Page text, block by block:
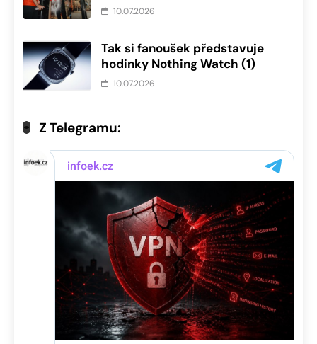
10.07.2026
Tak si fanoušek představuje
hodinky Nothing Watch (1)
10.07.2026
Z Telegramu: